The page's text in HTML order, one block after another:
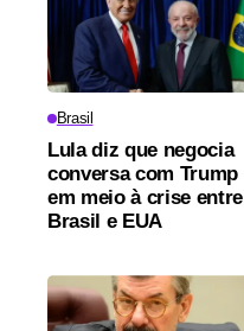
Brasil
Lula diz que negocia
conversa com Trump
em meio à crise entre
Brasil e EUA